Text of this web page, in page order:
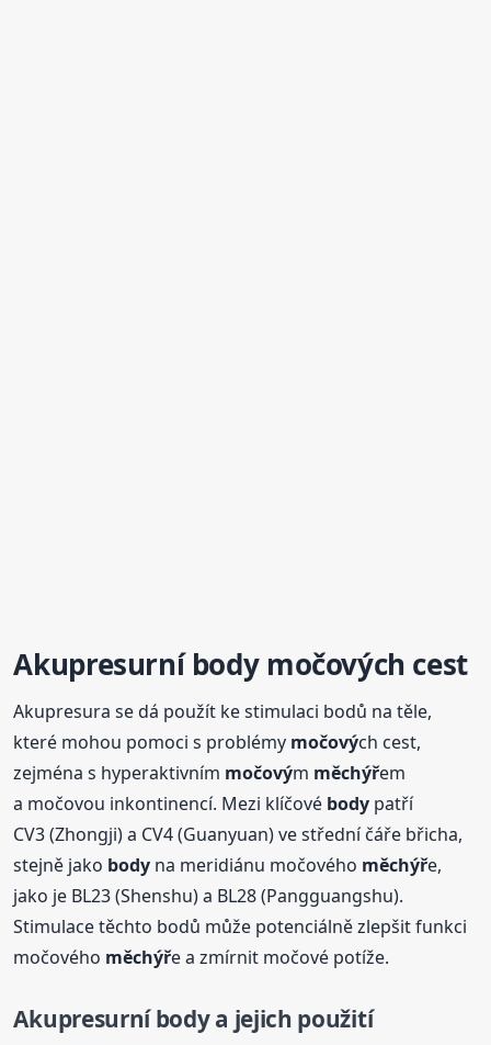
Akupresurní body močových cest
Akupresura se dá použít ke stimulaci bodů na těle,
které mohou pomoci s problémy močových cest,
zejména s hyperaktivním močovým měchýřem
a močovou inkontinencí. Mezi klíčové body patří
CV3 (Zhongji) a CV4 (Guanyuan) ve střední čáře břicha,
stejně jako body na meridiánu močového měchýře,
jako je BL23 (Shenshu) a BL28 (Pangguangshu).
Stimulace těchto bodů může potenciálně zlepšit funkci
močového měchýře a zmírnit močové potíže.
Akupresurní bodya jejich použití